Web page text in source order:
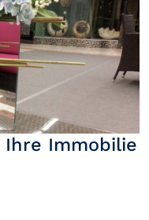
Immobilie